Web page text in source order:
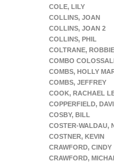
COLE, LILY
COLLINS, JOAN
COLLINS, JOAN 2
COLLINS, PHIL
COLTRANE, ROBBIE
COMBO
COMBS, HOLLY
COMBS, JEFFREY
COOK, RACHAEL
COPPERFIELD,
COSBY, BILL
COSTER-WALDAU,
COSTNER, KEVIN
CRAWFORD, CINDY
CRAWFORD,